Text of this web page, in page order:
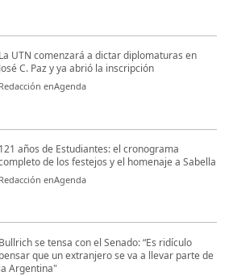
La UTN comenzará a dictar diplomaturas en
José C. Paz y ya abrió la inscripción
Redacción enAgenda
121 años de Estudiantes: el cronograma
de los festejos y el homenaje a Sabella
Redacción enAgenda
Bullrich se tensa con el Senado: “Es ridículo
pensar que un extranjero se va a llevar parte de
la Argentina"